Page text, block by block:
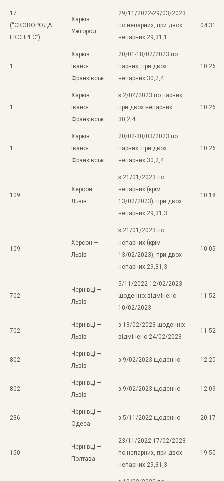
17
(“СКОВОРОДА
ЕКСПРЕС”)
Харків —
Ужгород
29/11/2022-29/03/2023
по непарних, при двох
непарних 29,31,1
04:31
1
Харків —
Івано-
Франківськ
20/01-18/02/2023 по
парних, при двох
непарних 30,2,4
10:26
1
Харків —
Івано-
Франківськ
з 2/04/2023 по парних,
при двох непарних
30,2,4
10:26
1
Харків —
Івано-
Франківськ
20/02-30/03/2023 по
парних, при двох
непарних 30,2,4
10:26
109
Херсон —
Львів
з 21/01/2023 по
непарних (крім
13/02/2023), при двох
непарних 29,31,3
10:18
109
Херсон —
Львів
з 21/01/2023 по
непарних (крім
13/02/2023), при двох
непарних 29,31,3
10:05
702
Чернівці —
Львів
5/11/2022-12/02/2023
щоденно; відмінено
10/02/2023
11:52
702
Чернівці —
Львів
з 13/02/2023 щоденно;
відмінено 24/02/2023
11:52
802
Чернівці —
Львів
з 9/02/2023 щоденно 12:20
802
Чернівці —
Львів
з 9/02/2023 щоденно 12:09
236
Чернівці —
Одеса
з 5/11/2022 щоденно 20:17
150
Чернівці —
Полтава
23/11/2022-17/02/2023
по непарних, при двох
непарних 29,31,3
19:50